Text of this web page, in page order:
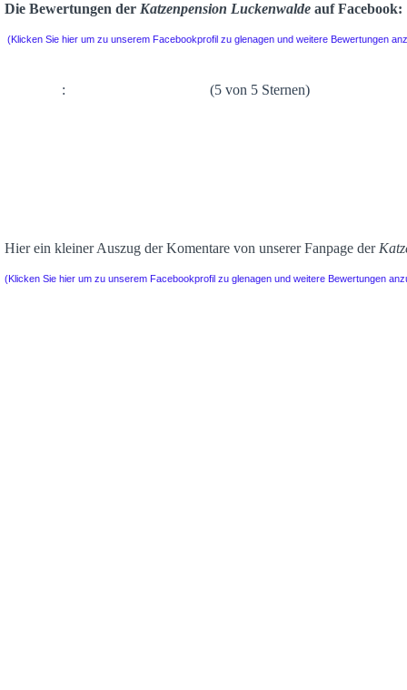
Die Bewertungen der Katzenpension Luckenwalde auf Facebook:
(Klicken Sie hier um zu unserem Facebookprofil zu glenagen und weitere Bewertungen
: (5 von 5 Sternen)
Hier ein kleiner Auszug der Komentare von unserer Fanpage der
(Klicken Sie hier um zu unserem Facebookprofil zu glenagen und weitere Bewertungen